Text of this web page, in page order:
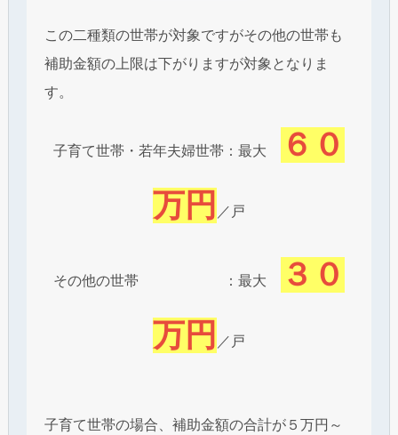
この二種類の世帯が対象ですがその他の世帯も
補助金額の上限は下がりますが対象となりま
す。
子育て世帯・若年夫婦世帯：最大
６０
万円 ／戸
その他の世帯 ：最大
３０
万円 ／戸
子育て世帯の場合、補助金額の合計が５万円～